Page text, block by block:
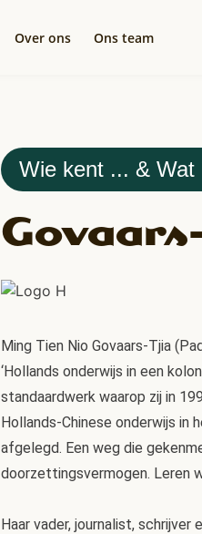
Over ons Ons team
Wie kent ... & Wat
Ming Tien Nio Govaars-Tjia
‘Hollands onderwijs in een
standaardwerk waarop zij in
Hollands-Chinese onderwijs in
afgelegd. Een weg die
doorzettingsvermogen. Leren
Haar vader, journalist,